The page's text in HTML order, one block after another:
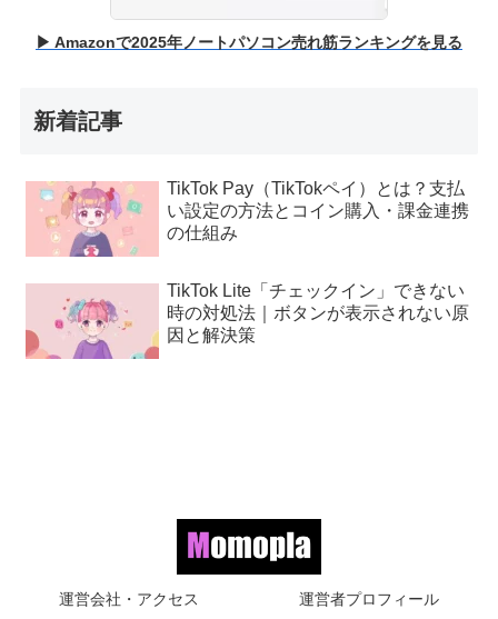
▶ Amazonで2025年ノートパソコン売れ筋ランキングを見る
新着記事
TikTok Pay（TikTokペイ）とは？支払
い設定の方法とコイン購入・課金連携
の仕組み
TikTok Lite「チェックイン」できない
時の対処法｜ボタンが表示されない原
因と解決策
運営会社・アクセス 運営者プロフィール